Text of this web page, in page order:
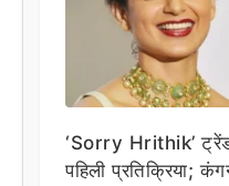
‘Sorry Hrithik’
पहिली प्रतिक्रिया;